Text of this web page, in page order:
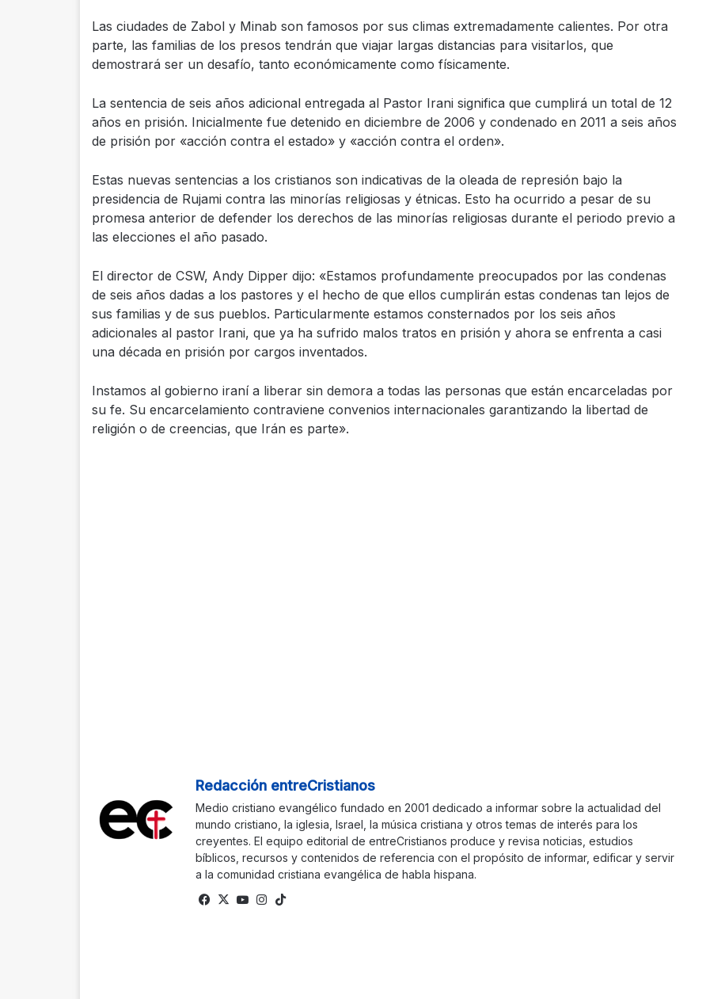
Las ciudades de Zabol y Minab son famosos por sus climas extremadamente calientes. Por otra
parte, las familias de los presos tendrán que viajar largas distancias para visitarlos, que
demostrará ser un desafío, tanto económicamente como físicamente.
La sentencia de seis años adicional entregada al Pastor Irani significa que cumplirá un total de 12
años en prisión. Inicialmente fue detenido en diciembre de 2006 y condenado en 2011 a seis años
de prisión por «acción contra el estado» y «acción contra el orden».
Estas nuevas sentencias a los cristianos son indicativas de la oleada de represión bajo la
presidencia de Rujami contra las minorías religiosas y étnicas. Esto ha ocurrido a pesar de su
promesa anterior de defender los derechos de las minorías religiosas durante el periodo previo a
las elecciones el año pasado.
El director de CSW, Andy Dipper dijo: «Estamos profundamente preocupados por las condenas
de seis años dadas a los pastores y el hecho de que ellos cumplirán estas condenas tan lejos de
sus familias y de sus pueblos. Particularmente estamos consternados por los seis años
adicionales al pastor Irani, que ya ha sufrido malos tratos en prisión y ahora se enfrenta a casi
una década en prisión por cargos inventados.
Instamos al gobierno iraní a liberar sin demora a todas las personas que están encarceladas por
su fe. Su encarcelamiento contraviene convenios internacionales garantizando la libertad de
religión o de creencias, que Irán es parte».
Redacción entreCristianos
Medio cristiano evangélico fundado en 2001 dedicado a informar sobre la actualidad del
mundo cristiano, la iglesia, Israel, la música cristiana y otros temas de interés para los
creyentes. El equipo editorial de entreCristianos produce y revisa noticias, estudios
bíblicos, recursos y contenidos de referencia con el propósito de informar, edificar y servir
a la comunidad cristiana evangélica de habla hispana.
Fa
X
Yo Ins